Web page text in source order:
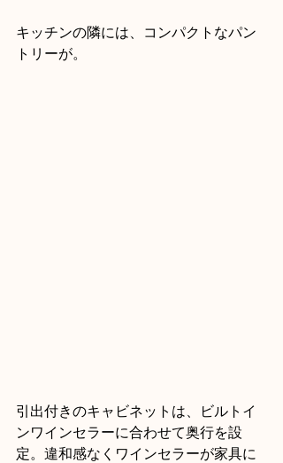
キッチンの隣には、コンパクトなパン
トリーが。
引出付きのキャビネットは、ビルトイ
ンワインセラーに合わせて奥行を設
定。違和感なくワインセラーが家具に